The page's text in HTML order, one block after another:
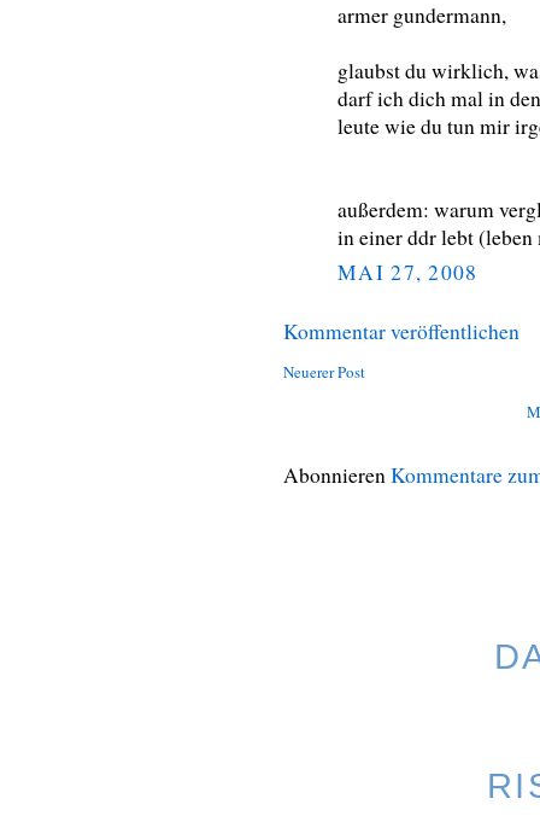
armer gundermann,
glaubst du wirklich,
darf ich dich mal in
leute wie du tun mir
außerdem: warum
in einer ddr lebt (leben
MAI 27, 2008
Kommentar veröffentlichen
Neuerer Post
AbonnierenKommentare